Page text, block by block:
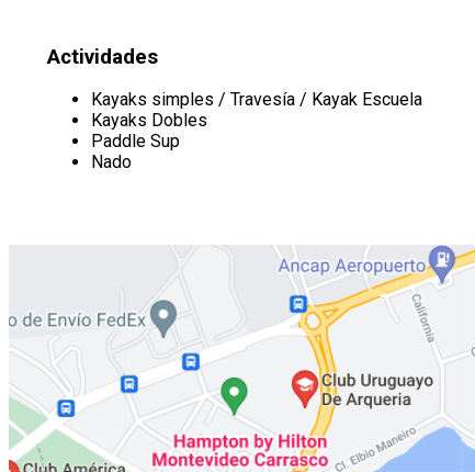
Actividades
Kayaks simples / Travesía / Kayak Escuela
Kayaks Dobles
Paddle Sup
Nado